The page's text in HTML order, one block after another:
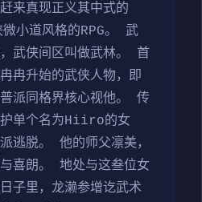
来真现正义其中式的
小道风格的RPG。 武
武侠间区叫做武林。 首
冉升始的武侠人物，即
派同格界核心视他。 传
护单个名为Hiiro的女
逃脱。 他的师父凛美，
喜朗。 地处与这叁位女
子里，龙濑参增讫武术